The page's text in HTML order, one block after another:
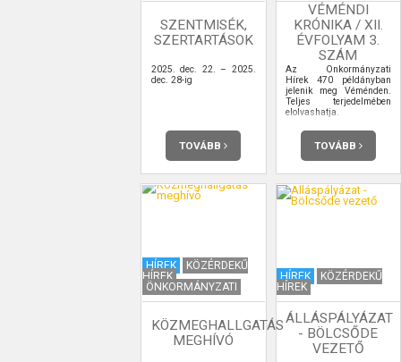
SZENTMISÉK,
SZERTARTÁSOK
2025. dec. 22. – 2025.
dec. 28-ig
TOVÁBB
VÉMÉNDI
KRÓNIKA / XII.
ÉVFOLYAM 3.
SZÁM
Az Önkormányzati
Hírek 470 példányban
jelenik meg Véménden.
Teljes terjedelmében
elolvashatja.
TOVÁBB
HÍREK
KÖZÉRDEKŰ
HÍREK
ÖNKORMÁNYZATI
KÖZMEGHALLGATÁS
MEGHÍVÓ
HÍREK
KÖZÉRDEKŰ
HÍREK
ÁLLÁSPÁLYÁZAT
- BÖLCSŐDE
VEZETŐ